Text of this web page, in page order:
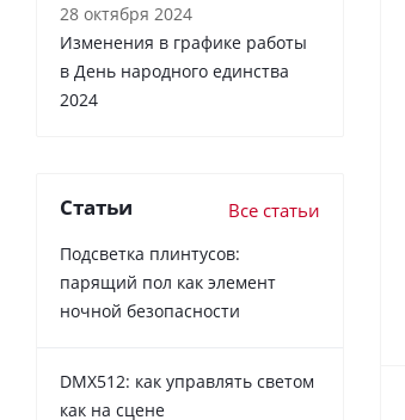
28 октября 2024
Изменения в графике работы
в День народного единства
2024
Статьи Все статьи
Подсветка плинтусов:
парящий пол как элемент
ночной безопасности
DMX512: как управлять светом
как на сцене